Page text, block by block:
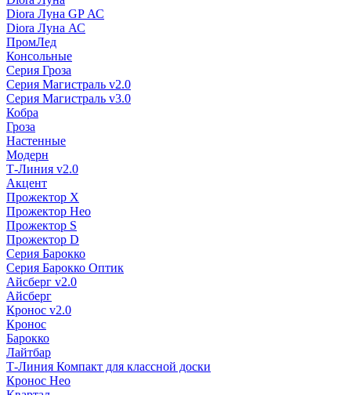
Diora Луна GP АС
Diora Луна АС
ПромЛед
Консольные
Серия Гроза
Серия Магистраль v2.0
Серия Магистраль v3.0
Кобра
Гроза
Настенные
Модерн
Т-Линия v2.0
Акцент
Прожектор X
Прожектор Нео
Прожектор S
Прожектор D
Серия Барокко
Серия Барокко Оптик
Айсберг v2.0
Айсберг
Кронос v2.0
Кронос
Барокко
Лайтбар
Т-Линия Компакт для классной доски
Кронос Нео